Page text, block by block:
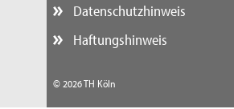
Datenschutzhinweis
Haftungshinweis
© 2026 TH Köln